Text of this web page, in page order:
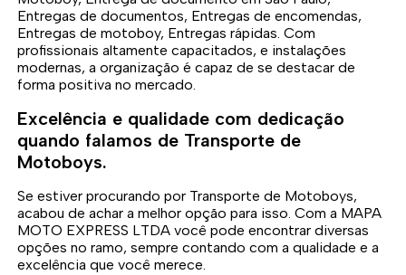
Entregas de documentos, Entregas de encomendas,
Entregas de motoboy, Entregas rápidas. Com
profissionais altamente capacitados, e instalações
modernas, a organização é capaz de se destacar de
forma positiva no mercado.
Excelência e qualidade com dedicação
quando falamos de Transporte de
Motoboys.
Se estiver procurando por Transporte de Motoboys,
acabou de achar a melhor opção para isso. Com a MAPA
MOTO EXPRESS LTDA você pode encontrar diversas
opções no ramo, sempre contando com a qualidade e a
excelência que você merece.